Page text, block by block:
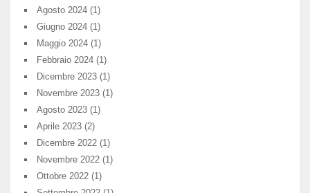
Agosto 2024 (1)
Giugno 2024 (1)
Maggio 2024 (1)
Febbraio 2024 (1)
Dicembre 2023 (1)
Novembre 2023 (1)
Agosto 2023 (1)
Aprile 2023 (2)
Dicembre 2022 (1)
Novembre 2022 (1)
Ottobre 2022 (1)